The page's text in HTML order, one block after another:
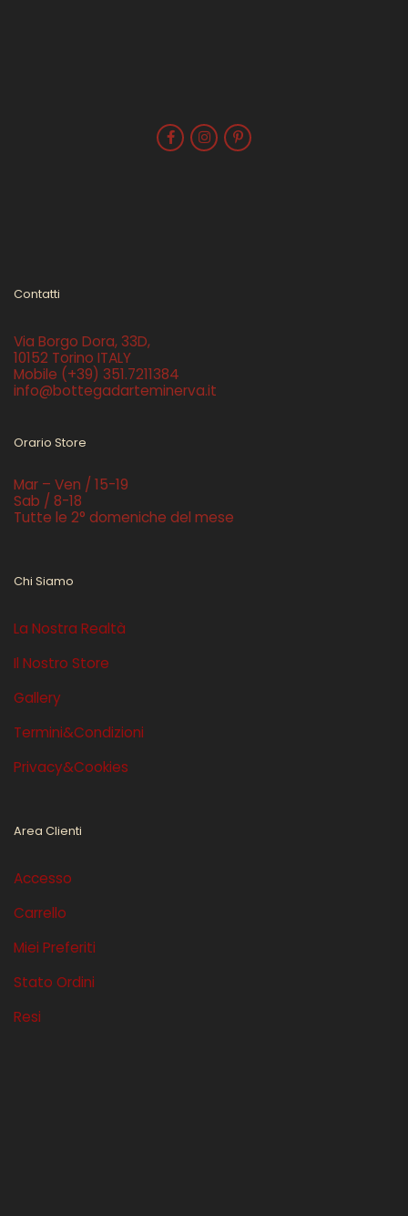
Contatti
Via Borgo Dora, 33D,
10152 Torino ITALY
Mobile (+39) 351.7211384
info@bottegadarteminerva.it
Orario Store
Mar – Ven / 15-19
Sab / 8-18
Tutte le 2° domeniche del mese
Chi Siamo
La Nostra Realtà
Il Nostro Store
Gallery
Termini&Condizioni
Privacy&Cookies
Area Clienti
Accesso
Carrello
Miei Preferiti
Stato Ordini
Resi